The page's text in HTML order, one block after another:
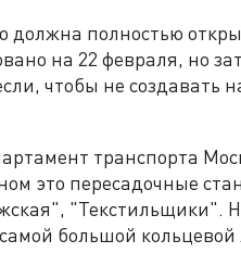
должна полностью
на 22 февраля, но
чтобы не создавать
транспорта
это пересадочные
"Текстильщики".
большой